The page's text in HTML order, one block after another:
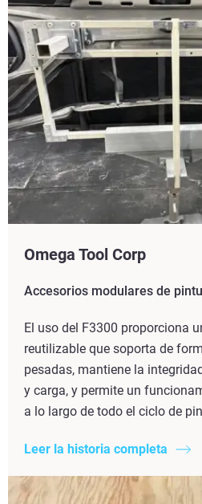
Omega Tool Corp
Accesorios modulares de
El uso del F3300 proporciona
reutilizable que soporta de
pesadas, mantiene la
y carga, y permite un
a lo largo de todo el ciclo de
Leer la historia completa